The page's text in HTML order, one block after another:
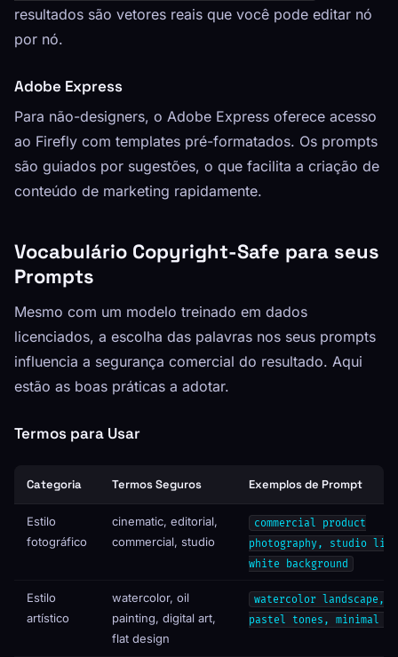
resultados são vetores reais que você pode editar nó
por nó.
Adobe Express
Para não-designers, o Adobe Express oferece acesso
ao Firefly com templates pré-formatados. Os prompts
são guiados por sugestões, o que facilita a criação de
conteúdo de marketing rapidamente.
Vocabulário Copyright-Safe para seus
Prompts
Mesmo com um modelo treinado em dados
licenciados, a escolha das palavras nos seus prompts
influencia a segurança comercial do resultado. Aqui
estão as boas práticas a adotar.
Termos para Usar
Categoria Termos Seguros Exemplos de Prompt
Estilo
fotográfico
cinematic, editorial,
commercial, studio
commercial product
photography, studio
white background
Estilo
artístico
watercolor, oil
painting, digital art,
flat design
watercolor landscape,
pastel tones, minimal